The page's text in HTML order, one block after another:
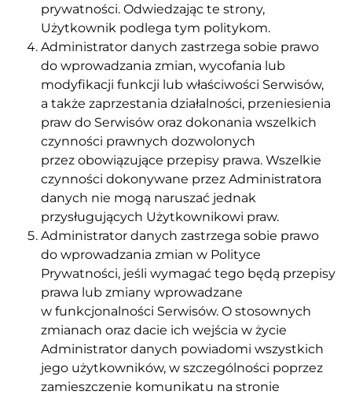
prywatności. Odwiedzając te strony,
Użytkownik podlega tym politykom.
Administrator danych zastrzega sobie prawo
do wprowadzania zmian, wycofania lub
modyfikacji funkcji lub właściwości Serwisów,
a także zaprzestania działalności, przeniesienia
praw do Serwisów oraz dokonania wszelkich
czynności prawnych dozwolonych
przez obowiązujące przepisy prawa. Wszelkie
czynności dokonywane przez Administratora
danych nie mogą naruszać jednak
przysługujących Użytkownikowi praw.
Administrator danych zastrzega sobie prawo
do wprowadzania zmian w Polityce
Prywatności, jeśli wymagać tego będą przepisy
prawa lub zmiany wprowadzane
w funkcjonalności Serwisów. O stosownych
zmianach oraz dacie ich wejścia w życie
Administrator danych powiadomi wszystkich
jego użytkowników, w szczególności poprzez
zamieszczenie komunikatu na stronie